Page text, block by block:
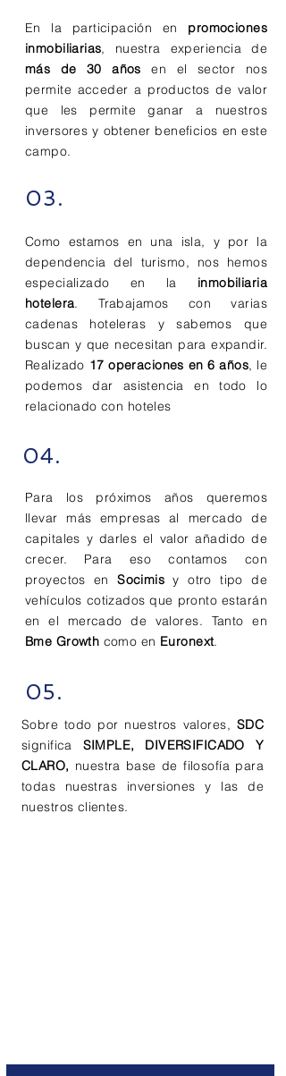
En la participación en promociones
inmobiliarias, nuestra experiencia de
más de 30 años en el sector nos
permite acceder a productos de valor
que les permite ganar a nuestros
inversores y obtener beneficios en este
campo.
03.
Como estamos en una isla, y por la
dependencia del turismo, nos hemos
especializado en la inmobiliaria
hotelera. Trabajamos con varias
cadenas hoteleras y sabemos que
buscan y que necesitan para expandir.
Realizado 17 operaciones en 6 años, le
podemos dar asistencia en todo lo
relacionado con hoteles
04.
Para los próximos años queremos
llevar más empresas al mercado de
capitales y darles el valor añadido de
crecer. Para eso contamos con
proyectos enSocimis y otro tipo de
vehículos cotizados que pronto estarán
en el mercado de valores. Tanto en
Bme Growth como en Euronext.
05.
Sobre todo por nuestros valores, SDC
significa SIMPLE, DIVERSIFICADO Y
CLARO, nuestra base de filosofía para
todas nuestras inversiones y las de
nuestros clientes.